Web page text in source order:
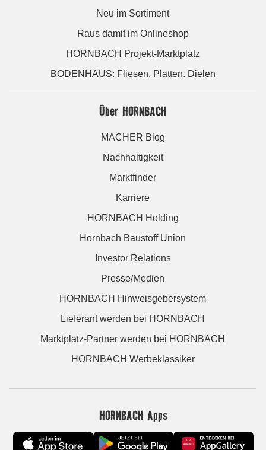
Neu im Sortiment
Raus damit im Onlineshop
HORNBACH Projekt-Marktplatz
BODENHAUS: Fliesen. Platten. Dielen
Über HORNBACH
MACHER Blog
Nachhaltigkeit
Marktfinder
Karriere
HORNBACH Holding
Hornbach Baustoff Union
Investor Relations
Presse/Medien
HORNBACH Hinweisgebersystem
Lieferant werden bei HORNBACH
Marktplatz-Partner werden bei HORNBACH
HORNBACH Werbeklassiker
HORNBACH Apps